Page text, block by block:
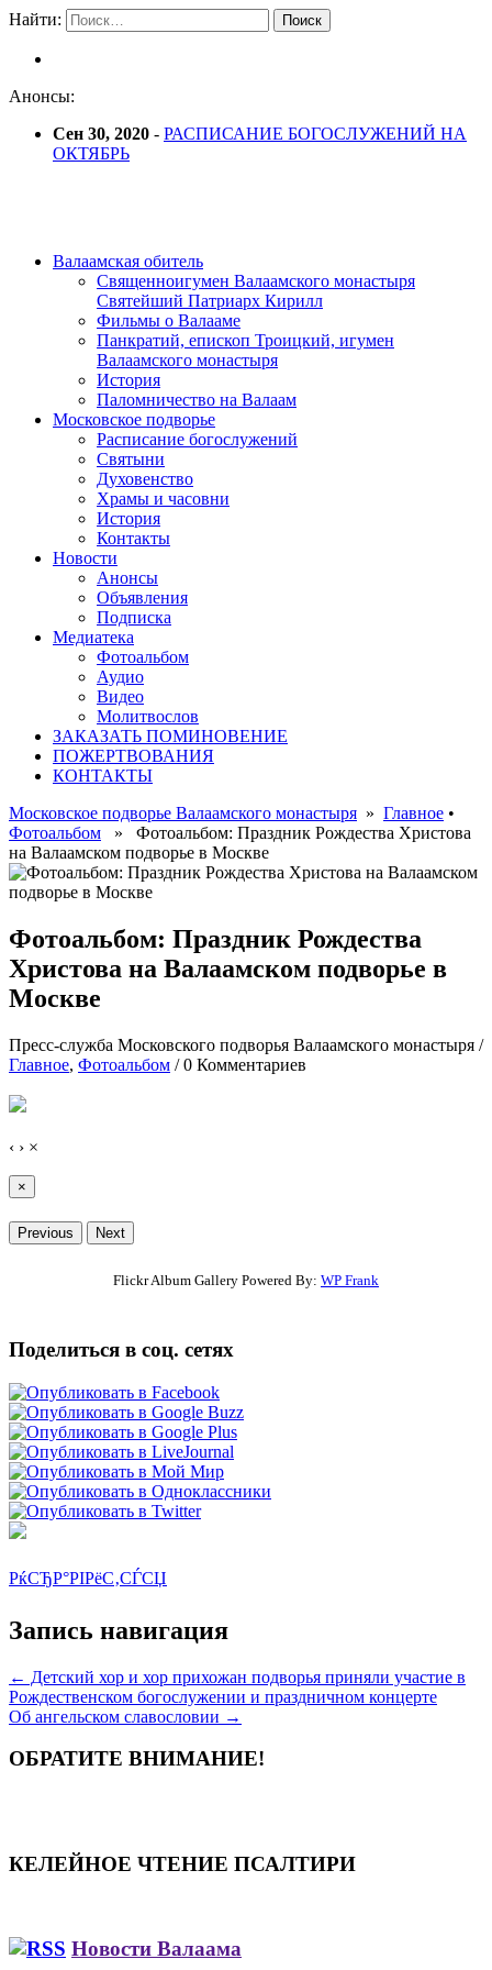
Найти:
Анонсы:
Сен 30, 2020 - РАСПИСАНИЕ БОГОСЛУЖЕНИЙ НА
ОКТЯБРЬ
Валаамская обитель
Священноигумен Валаамского монастыря
Святейший Патриарх Кирилл
Фильмы о Валааме
Панкратий, епископ Троицкий, игумен
Валаамского монастыря
История
Паломничество на Валаам
Московское подворье
Расписание богослужений
Святыни
Духовенство
Храмы и часовни
История
Контакты
Новости
Анонсы
Объявления
Подписка
Медиатека
Фотоальбом
Аудио
Видео
Молитвослов
ЗАКАЗАТЬ ПОМИНОВЕНИЕ
ПОЖЕРТВОВАНИЯ
КОНТАКТЫ
Московское подворье Валаамского монастыря » Главное •
Фотоальбом » Фотоальбом: Праздник Рождества Христова
на Валаамском подворье в Москве
Фотоальбом: Праздник Рождества
Христова на Валаамском подворье в
Москве
Пресс-служба Московского подворья Валаамского монастыря /
Главное, Фотоальбом /0 Комментариев
‹ › ×
×
Previous Next
Flickr Album Gallery Powered By: WP Frank
Поделиться в соц. сетях
РќСЂР°РІРёС‚СЃСЏ
Запись навигация
← Детский хор и хор прихожан подворья приняли участие в
Рождественском богослужении и праздничном концерте
Об ангельском славословии →
ОБРАТИТЕ ВНИМАНИЕ!
КЕЛЕЙНОЕ ЧТЕНИЕ ПСАЛТИРИ
Новости Валаама